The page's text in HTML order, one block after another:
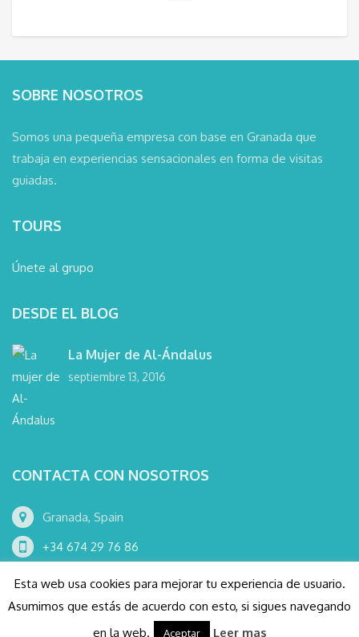
SOBRE NOSOTROS
Somos una pequeña empresa con base en Granada que
trabaja en experiencias sensacionales en forma de visitas
guiadas.
TOURS
Únete al grupo
DESDE EL BLOG
La Mujer de Al-Ándalus
septiembre 13, 2016
CONTACTA CON NOSOTROS
Granada, Spain
+34 674 29 76 86
info@wanderlustgranadatours.com
Esta web usa cookies para mejorar tu experiencia de usuario.
Asumimos que estás de acuerdo con esto, si sigues navegando
en la web.
Aceptar Leer mas